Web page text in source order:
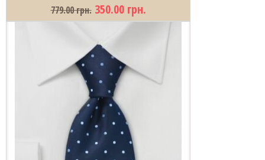
779.00 грн. 350.00 грн.